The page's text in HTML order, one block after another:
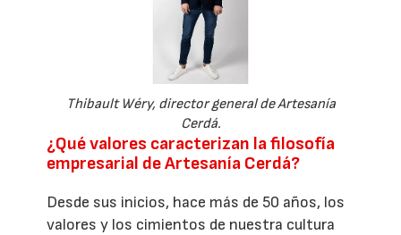
Thibault Wéry, director general de Artesanía
Cerdá.
¿Qué valores caracterizan la filosofía
empresarial de Artesanía Cerdá?
Desde sus inicios, hace más de 50 años, los
valores y los cimientos de nuestra cultura